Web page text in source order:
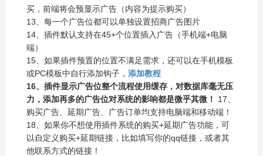
买，前端将会预显示广告（内容为提示购买）
13、每一个广告位都可以单独设置招商广告图片
14、插件默认支持在45+个位置插入广告（手机端+电脑
端）
15、如果插件预置的位置不满足需求，还可以在手机模板
或PC模板中自行添加钩子， 添加教程
16、插件显示广告位整个流程使用缓存，对数据库毫无压
力，添加再多的广告位对系统的影响都是微乎其微！ 17、
购买广告、延期广告、广告订单均支持电脑端和移动端！
18、如果你不想使用插件系统的购买+延期广告功能，可
以自定义购买+延期链接，比如填写你的qq链接，或者其
他联系方式的链接！